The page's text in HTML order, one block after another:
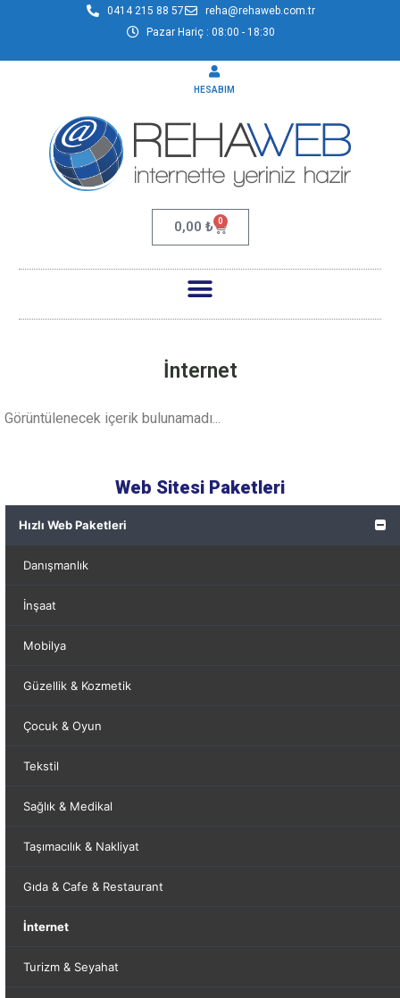
0414 215 88 57
reha@rehaweb.com.tr
Pazar Hariç : 08:00 - 18:30
HESABIM
0,00 ₺ 0
İnternet
Görüntülenecek içerik bulunamadı...
Web Sitesi Paketleri
Hızlı Web Paketleri
Danışmanlık
İnşaat
Mobilya
Güzellik & Kozmetik
Çocuk & Oyun
Tekstil
Sağlık & Medikal
Taşımacılık & Nakliyat
Gıda & Cafe & Restaurant
İnternet
Turizm & Seyahat